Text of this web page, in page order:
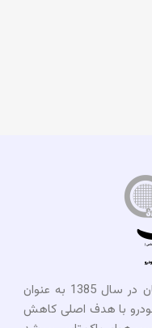
شرکت دانش بنیان صنعت آفرین ماهان در سال 1385 به عنوان
خودرو با هدف اصلی کاهش